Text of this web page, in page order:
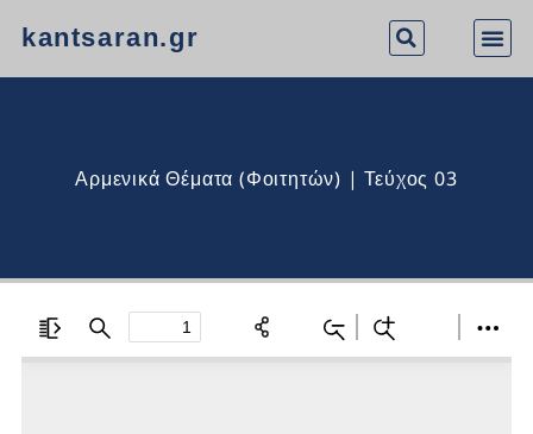
kantsaran.gr
Αρμενικά Θέματα (Φοιτητών) | Τεύχος 03